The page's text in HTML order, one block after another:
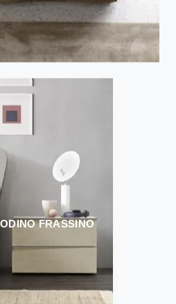
FRASSINO